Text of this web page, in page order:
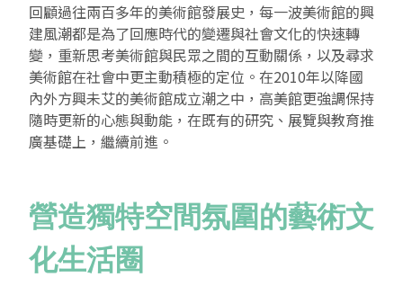
回顧過往兩百多年的美術館發展史，每一波美術館的興
建風潮都是為了回應時代的變遷與社會文化的快速轉
變，重新思考美術館與民眾之間的互動關係，以及尋求
美術館在社會中更主動積極的定位。在2010年以降國
內外方興未艾的美術館成立潮之中，高美館更強調保持
隨時更新的心態與動能，在既有的研究、展覽與教育推
廣基礎上，繼續前進。
營造獨特空間氛圍的藝術文
化生活圈